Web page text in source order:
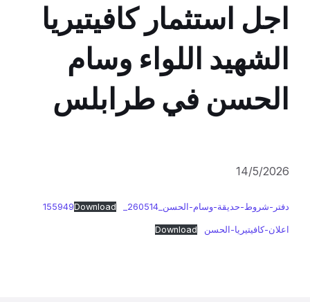
اجل استثمار كافيتيريا
الشهيد اللواء وسام
الحسن في طرابلس
14/5/2026
دفتر-شروط-حديقة-وسام-الحسن_260514_155949 Download
اعلان-كافيتيريا-الحسن Download